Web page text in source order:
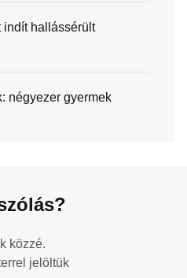
indít hallássérült
négyezer gyermek
közzé.
jelöltük